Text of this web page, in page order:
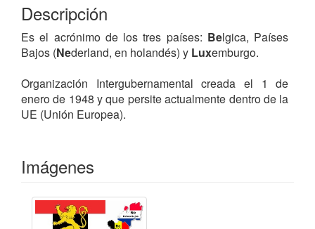
Descripción
Es el acrónimo de los tres países: Belgica, Países
Bajos (Nederland, en holandés) y Luxemburgo.
Organización Intergubernamental creada el 1 de
enero de 1948 y que persite actualmente dentro de la
UE (Unión Europea).
Imágenes